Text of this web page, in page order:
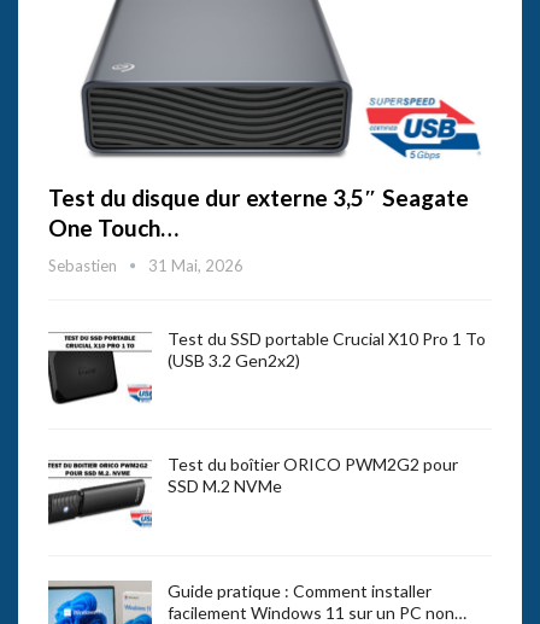
Test du disque dur externe 3,5″ Seagate
One Touch…
Sebastien 31 Mai, 2026
Test du SSD portable Crucial X10 Pro 1 To
(USB 3.2 Gen2x2)
Test du boîtier ORICO PWM2G2 pour
SSD M.2 NVMe
Guide pratique : Comment installer
facilement Windows 11 sur un PC non…